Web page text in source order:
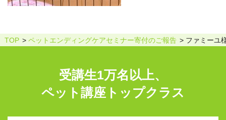
TOP ペットエンディングケアセミナー寄付のご報告 ファミーユ
受講生1万名以上、
ペット講座トップクラス